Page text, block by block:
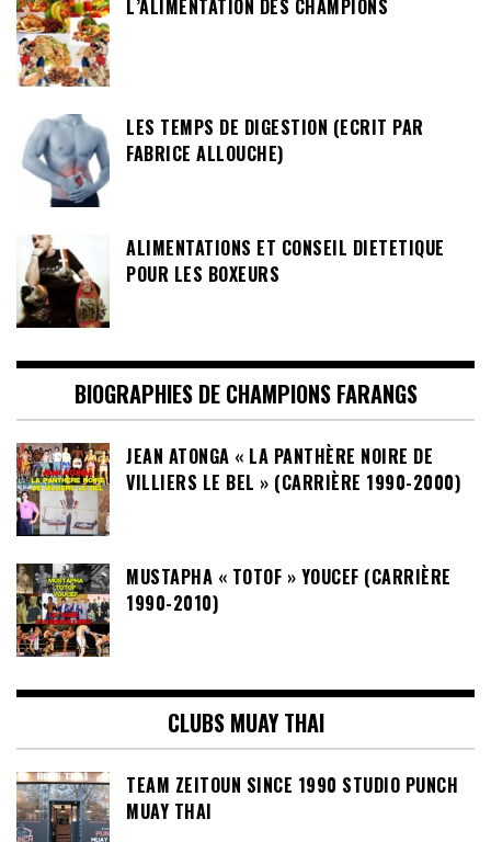
L’ALIMENTATION DES CHAMPIONS
LES TEMPS DE DIGESTION (ECRIT PAR
FABRICE ALLOUCHE)
ALIMENTATIONS ET CONSEIL DIETETIQUE
POUR LES BOXEURS
BIOGRAPHIES DE CHAMPIONS FARANGS
JEAN ATONGA « LA PANTHÈRE NOIRE DE
VILLIERS LE BEL » (CARRIÈRE 1990-2000)
MUSTAPHA « TOTOF » YOUCEF (CARRIÈRE
1990-2010)
CLUBS MUAY THAI
TEAM ZEITOUN SINCE 1990 STUDIO PUNCH
MUAY THAI